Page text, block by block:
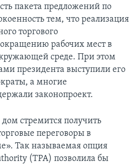
пакета предложений по
тем, что реализация
торгового
рабочих мест в
среде. При этом
президента выступили его
а многие
законопроект.
стремится получить
переговоры в
Так называемая опция
(ТPA) позволила бы